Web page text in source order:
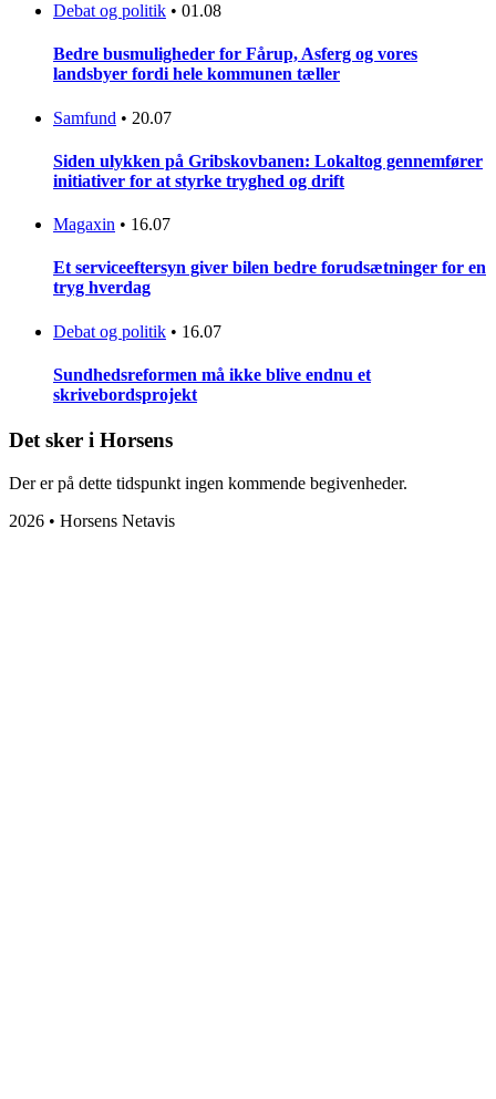
Debat og politik • 01.08
Bedre busmuligheder for Fårup, Asferg og vores
landsbyer fordi hele kommunen tæller
Samfund • 20.07
Siden ulykken på Gribskovbanen: Lokaltog gennemfører
initiativer for at styrke tryghed og drift
Magaxin • 16.07
Et serviceeftersyn giver bilen bedre forudsætninger for en
tryg hverdag
Debat og politik • 16.07
Sundhedsreformen må ikke blive endnu et
skrivebordsprojekt
Det sker i Horsens
Der er på dette tidspunkt ingen kommende begivenheder.
2026 • Horsens Netavis